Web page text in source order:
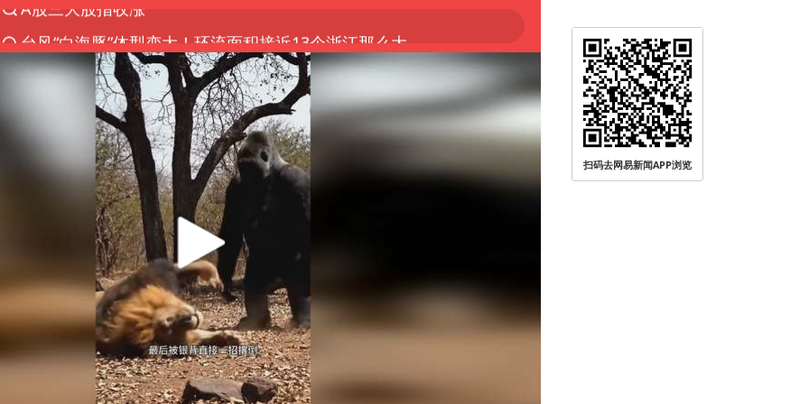
“立秋的第一杯奶茶”又爆单了
河南撤回“领导带薪错峰休假”通知
直击泰国校园6死枪击案现场
四川宜宾市高县发生4.9级地震
国防部：坚决反制任何闹海挑衅图谋
台湾海峡南口北上船舶实施交通管制
方程豹钛9新车申报
江苏发布台风蓝色预警
年内最贵新股今日申购
向鹏0-3不敌张本智和
扫码去网易新闻APP浏览